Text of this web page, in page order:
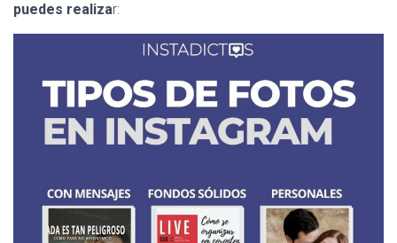
puedes realizar: